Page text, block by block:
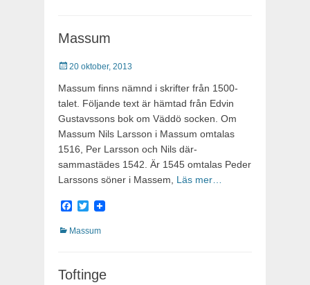
Massum
Publicerat
20 oktober, 2013
Massum finns nämnd i skrifter från 1500-
talet. Följande text är hämtad från Edvin
Gustavssons bok om Väddö socken. Om
Massum Nils Larsson i Massum omtalas
1516, Per Larsson och Nils där­
sammastädes 1542. Är 1545 omtalas Peder
Larssons söner i Mas­sem, Läs mer…
Facebook
Twitter
Kategorier
Massum
Toftinge